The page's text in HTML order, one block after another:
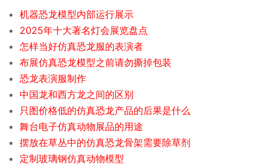
机器恐龙模型内部运行展示
2025年十大著名灯会展览盘点
怎样当好仿真恐龙服的表演者
布展仿真恐龙模型之前请勿撕掉包装
恐龙表演服制作
中国龙和西方龙之间的区别
只图价格低的仿真恐龙产品的后果是什么
舞台电子仿真动物展品的用途
摆放在草丛中的仿真恐龙骨架需要除草剂
定制玻璃钢仿真动物模型